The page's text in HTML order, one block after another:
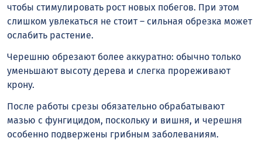
чтобы стимулировать рост новых побегов. При этом
слишком увлекаться не стоит – сильная обрезка может
ослабить растение.
Черешню обрезают более аккуратно: обычно только
уменьшают высоту дерева и слегка прореживают
крону.
После работы срезы обязательно обрабатывают
мазью с фунгицидом, поскольку и вишня, и черешня
особенно подвержены грибным заболеваниям.